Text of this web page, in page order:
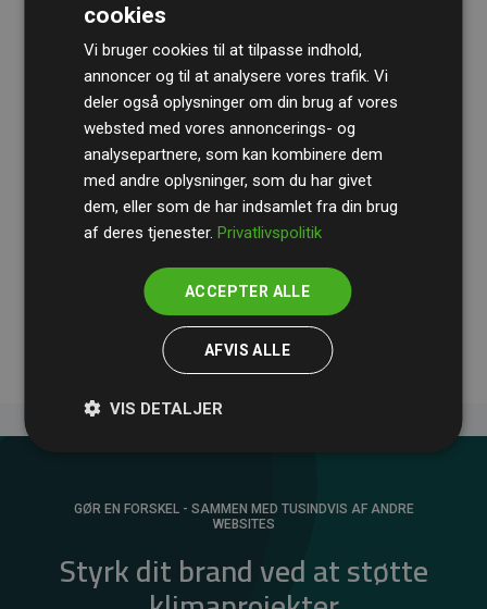
RevisionshusetBDOgennemgår løbende vores
beregninger og metode for at sikre gennemsigtighed
og pålidelighed.
Deres revision dokumenterer, at vores investeringer i
medlemmernes websites estimerede CO₂-
GØR EN FORSKEL - SAMMEN MED TUSINDVIS AF ANDRE
WEBSITES
Styrk dit brand ved at støtte
cookies
Vi bruger cookies til at tilpasse indhold,
annoncer og til at analysere vores trafik. Vi
deler også oplysninger om din brug af vores
websted med vores annoncerings- og
analysepartnere, som kan kombinere dem
med andre oplysninger, som du har givet
dem, eller som de har indsamlet fra din brug
af deres tjenester.Privatlivspolitik
ACCEPTER ALLE
AFVIS ALLE
VIS DETALJER